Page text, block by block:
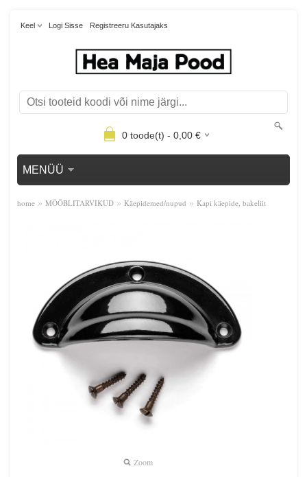
Keel Logi Sisse Registreeru Kasutajaks
0toode(t) - 0,00€
MENÜÜ
home » MÖÖBLITARVIKUD » Käepidemed/nupud » Kapi käepide, bakeliit
Zoom